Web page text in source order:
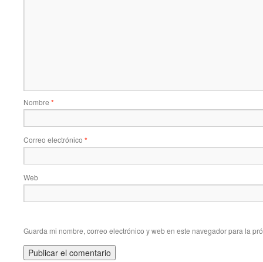
Nombre *
Correo electrónico *
Web
Guarda mi nombre, correo electrónico y web en este navegador para la